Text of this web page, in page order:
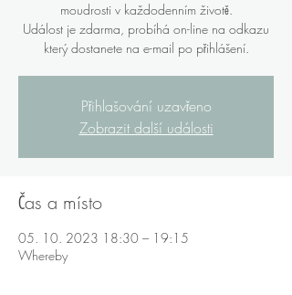
moudrosti v každodenním životě.
Událost je zdarma, probíhá on-line na odkazu
který dostanete na e-mail po přihlášení.
Přihlašování uzavřeno
Zobrazit další události
Čas a místo
05. 10. 2023 18:30 – 19:15
Whereby